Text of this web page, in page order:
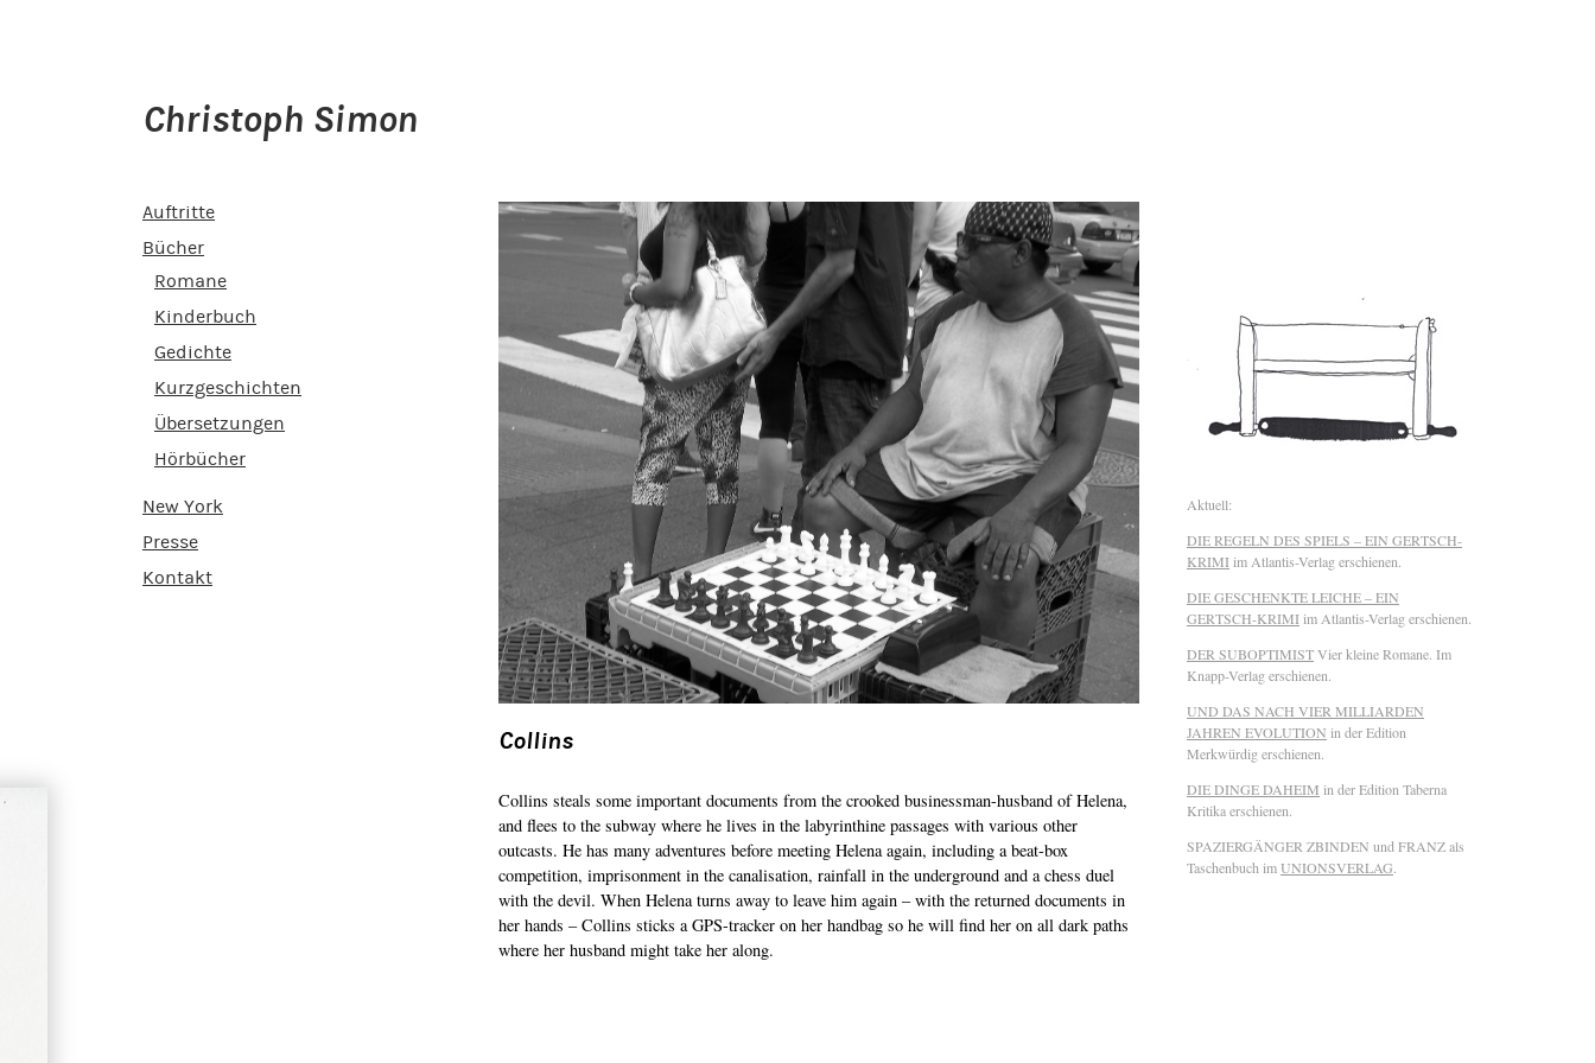
Christoph Simon
Auftritte
Bücher
Romane
Kinderbuch
Gedichte
Kurzgeschichten
Übersetzungen
Hörbücher
New York
Presse
Kontakt
Collins
Collins steals some important documents from the crooked businessman-husband of Helena,
and flees to the subway where he lives in the labyrinthine passages with various other
outcasts. He has many adventures before meeting Helena again, including a beat-box
competition, imprisonment in the canalisation, rainfall in the underground and a chess duel
with the devil. When Helena turns away to leave him again – with the returned documents in
her hands – Collins sticks a GPS-tracker on her handbag so he will find her on all dark paths
where her husband might take her along.
Aktuell:
DIE REGELN DES SPIELS – EIN GERTSCH-
KRIMI im Atlantis-Verlag erschienen.
DIE GESCHENKTE LEICHE – EIN
GERTSCH-KRIMI im Atlantis-Verlag erschienen.
DER SUBOPTIMISTVier kleine Romane. Im
Knapp-Verlag erschienen.
UND DAS NACH VIER MILLIARDEN
JAHREN EVOLUTION in der Edition
Merkwürdig erschienen.
DIE DINGE DAHEIM in der Edition Taberna
Kritika erschienen.
SPAZIERGÄNGER ZBINDEN und FRANZ als
Taschenbuch imUNIONSVERLAG